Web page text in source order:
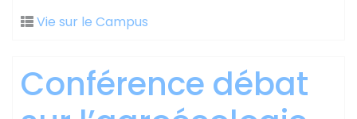
Vie sur le Campus
Conférence débat